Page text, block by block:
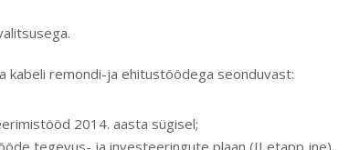
remondi-ja ehitustöödega seonduvast:
2014. aasta sügisel;
tegevus- ja investeeringute plaan (II etapp jne).